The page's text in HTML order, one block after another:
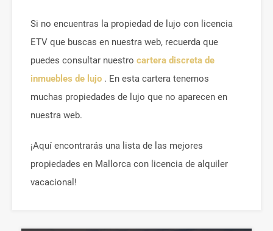
Si no encuentras la propiedad de lujo con licencia
ETV que buscas en nuestra web, recuerda que
puedes consultar nuestro cartera discreta de
inmuebles de lujo . En esta cartera tenemos
muchas propiedades de lujo que no aparecen en
nuestra web.
¡Aquí encontrarás una lista de las mejores
propiedades en Mallorca con licencia de alquiler
vacacional!